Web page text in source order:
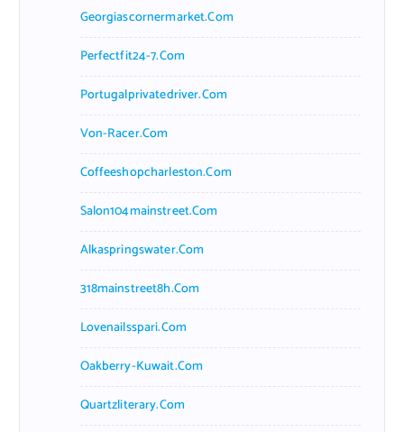
Georgiascornermarket.com
Perfectfit24-7.com
Portugalprivatedriver.com
Von-Racer.com
Coffeeshopcharleston.com
Salon104mainstreet.com
Alkaspringswater.com
318mainstreet8h.com
Lovenailsspari.com
Oakberry-Kuwait.com
Quartzliterary.com